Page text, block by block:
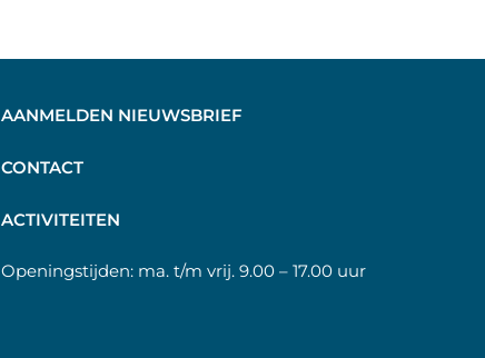
AANMELDEN NIEUWSBRIEF
CONTACT
ACTIVITEITEN
Openingstijden: ma. t/m vrij. 9.00 – 17.00 uur